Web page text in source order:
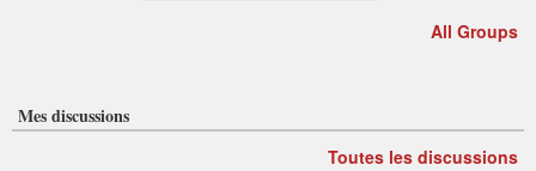
All Groups
Mes discussions
Toutes les discussions